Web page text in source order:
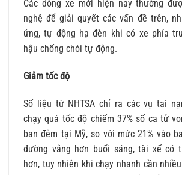
Các dòng xe mới hiện nay thường
nghệ để giải quyết các vấn đề trên,
ứng, tự động hạ đèn khi có xe phía
hậu chống chói tự động.
Giảm tốc độ
Số liệu từ NHTSA chỉ ra các vụ tai
chạy quá tốc độ chiếm 37% số ca tử
ban đêm tại Mỹ, so với mức 21% vào
đường vắng hơn buổi sáng, tài xế có
hơn, tuy nhiên khi chạy nhanh cần